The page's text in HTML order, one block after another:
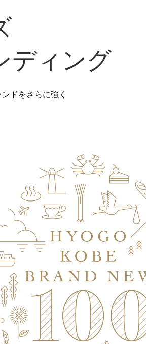
ドをさらに強く
ディング